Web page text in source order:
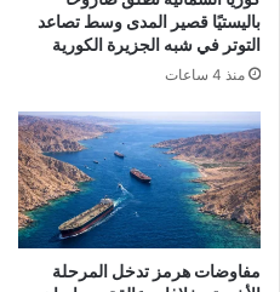
باليستيًا قصير المدى وسط تصاعد
التوتر في شبه الجزيرة الكورية
منذ 4 ساعات
مفاوضات هرمز تدخل المرحلة